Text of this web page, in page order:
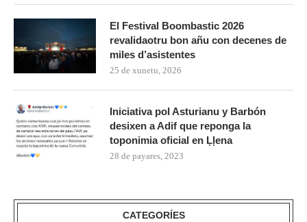
El Festival Boombastic 2026
revalidaotru bon añu con decenes de
miles d’asistentes
25 de xunetu, 2026
Iniciativa pol Asturianu y Barbón
desixen a Adif que reponga la
toponimia oficial en Ḷḷena
28 de payares, 2023
CATEGORÍES